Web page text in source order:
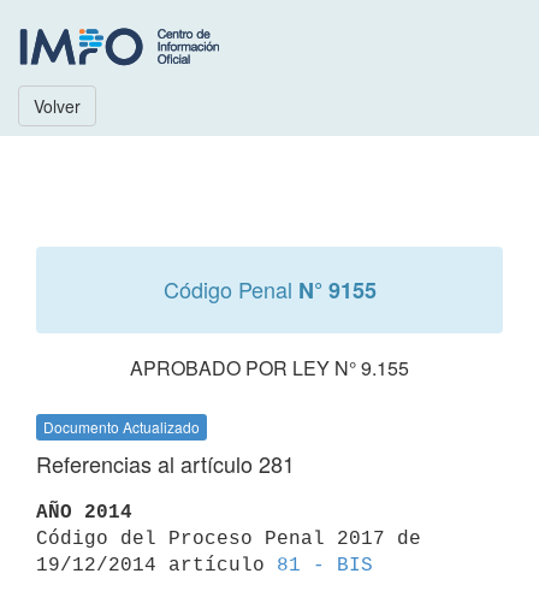
Volver
Código Penal N° 9155
APROBADO POR LEY N° 9.155
Documento Actualizado
Referencias al artículo 281
AÑO 2014
Código del Proceso Penal 2017 de
19/12/2014 artículo 81 - BIS